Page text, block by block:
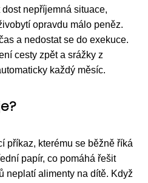
nepříjemná situace,
opravdu málo peněz.
a nedostat se do exekuce.
cesty zpět a srážky z
každý měsíc.
příkaz, kterému se běžně říká
papír, co pomáhá řešit
neplatí alimenty na dítě. Když